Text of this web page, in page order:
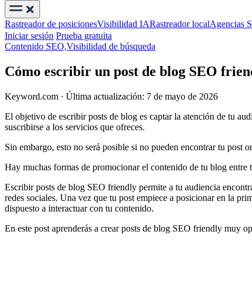
Rastreador de posicionesVisibilidad IARastreador localAgencias
Iniciar sesión Prueba gratuita
Contenido SEO,Visibilidad de búsqueda
Cómo escribir un post de blog SEO
Keyword.com · Última actualización: 7 de mayo de 2026
El objetivo de escribir posts de blog es captar la atención de tu
suscribirse a los servicios que ofreces.
Sin embargo, esto no será posible si no pueden encontrar tu post
Hay muchas formas de promocionar el contenido de tu blog entre
Escribir posts de blog SEO friendly permite a tu audiencia
redes sociales. Una vez que tu post empiece a posicionar en la
dispuesto a interactuar con tu contenido.
En este post aprenderás a crear posts de blog SEO friendly muy